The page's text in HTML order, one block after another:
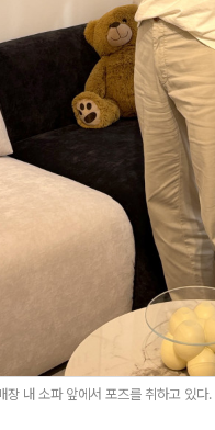
내 소파 앞에서 포즈를 취하고 있